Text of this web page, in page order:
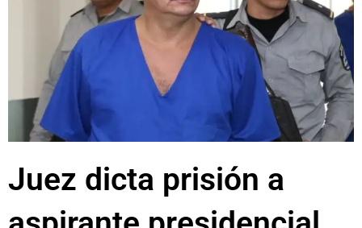
Juez dicta prisión a